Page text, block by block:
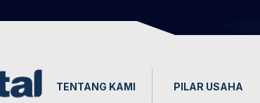
TENTANG KAMI PILAR USAHA